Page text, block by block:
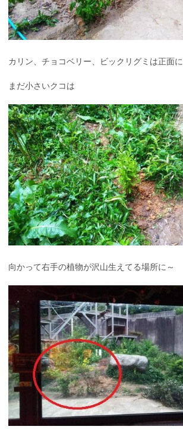
カリン、チョコベリー、ビックリグミは正面に
まだ小さいクコは
向かって右手の植物が沢山生えてる場所に～